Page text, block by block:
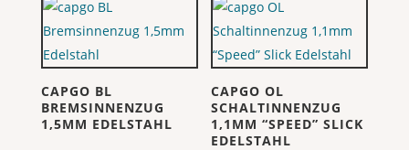
CAPGO BL
BREMSINNENZUG
1,5MM EDELSTAHL
CAPGO OL
SCHALTINNENZUG
1,1MM “SPEED” SLICK
EDELSTAHL